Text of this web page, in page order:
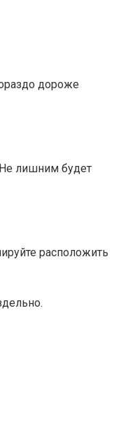
дороже
лишним будет
расположить